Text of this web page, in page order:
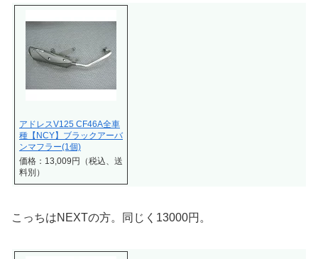
アドレスV125 CF46A全車
種【NCY】ブラックアーバ
ンマフラー(1個)
価格：13,009円（税込、送
料別）
こっちはNEXTの方。同じく13000円。